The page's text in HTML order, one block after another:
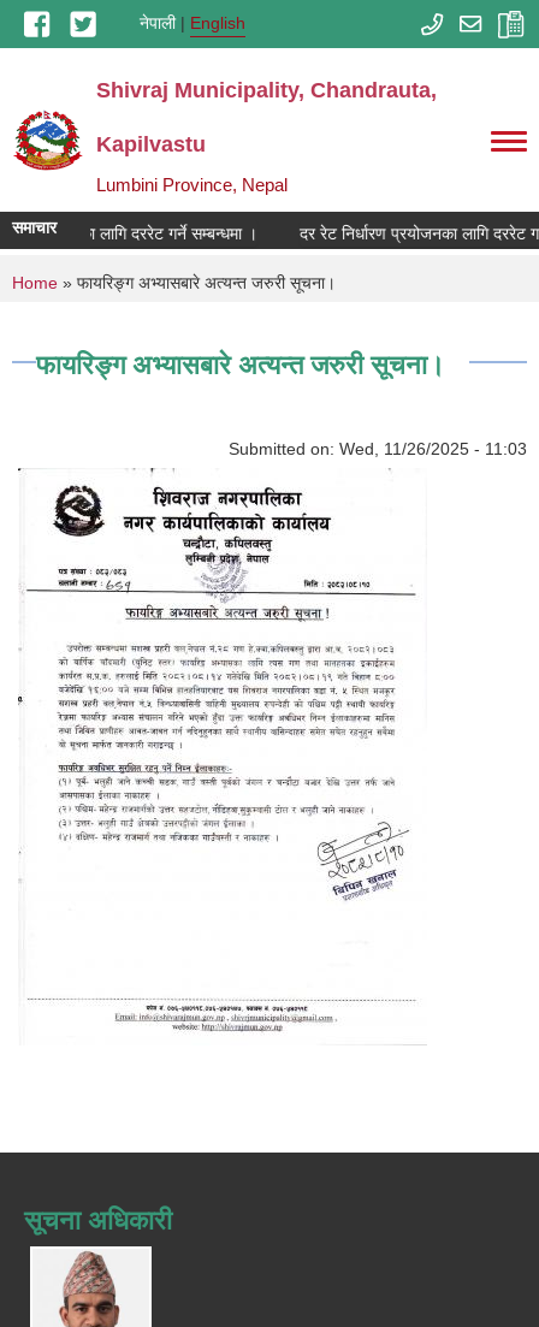
Skip to main contentनेपाली English
Shivraj Municipality, Chandrauta,
Kapilvastu
Lumbini Province, Nepal
समाचार
प्रयोजनका लागि दररेट गर्ने सम्बन्धमा । दर रेट निर्धारण प्रयोजनका लागि दररेट
You are here
Home » फायरिङ्ग अभ्यासबारे अत्यन्त जरुरी सूचना।
फायरिङ्ग अभ्यासबारे अत्यन्त जरुरी सूचना।
Submitted on: Wed, 11/26/2025 - 11:03
सूचना अधिकारी